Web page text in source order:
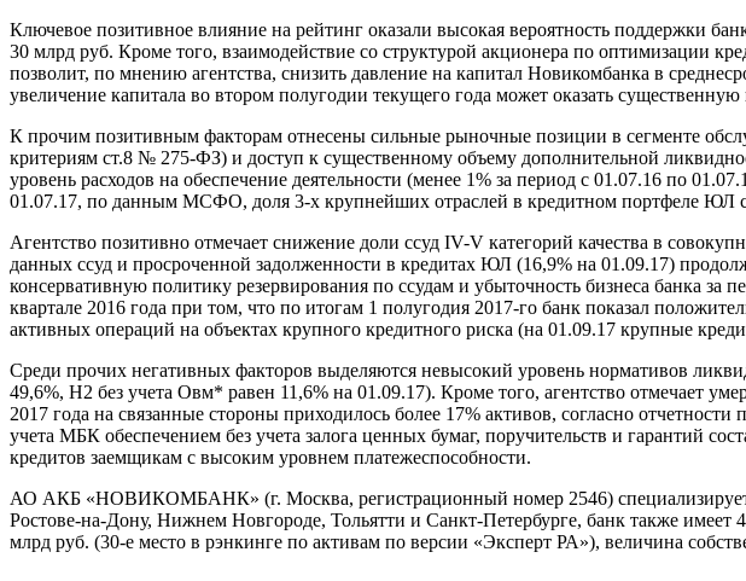
Ключевое позитивное влияние на рейтинг оказали высокая вероятность поддержки
30 млрд руб. Кроме того, взаимодействие со структурой акционера по оптимизации
позволит, по мнению агентства, снизить давление на капитал Новикомбанка в
увеличение капитала во втором полугодии текущего года может оказать
К прочим позитивным факторам отнесены сильные рыночные позиции в сегменте
критериям ст.8 № 275-ФЗ) и доступ к существенному объему дополнительной
уровень расходов на обеспечение деятельности (менее 1% за период с 01.07.16 по
01.07.17, по данным МСФО, доля 3-х крупнейших отраслей в кредитном портфеле ЮЛ
Агентство позитивно отмечает снижение доли ссуд IV-V категорий качества в
данных ссуд и просроченной задолженности в кредитах ЮЛ (16,9% на 01.09.17)
консервативную политику резервирования по ссудам и убыточность бизнеса банка
квартале 2016 года при том, что по итогам 1 полугодия 2017-го банк показал
активных операций на объектах крупного кредитного риска (на 01.09.17 крупные
Среди прочих негативных факторов выделяются невысокий уровень нормативов
49,6%, Н2 без учета Овм* равен 11,6% на 01.09.17). Кроме того, агентство отмечает
2017 года на связанные стороны приходилось более 17% активов, согласно
учета МБК обеспечением без учета залога ценных бумаг, поручительств и гарантий
кредитов заемщикам с высоким уровнем платежеспособности.
АО АКБ «НОВИКОМБАНК» (г. Москва, регистрационный номер 2546)
Ростове-на-Дону, Нижнем Новгороде, Тольятти и Санкт-Петербурге, банк также
млрд руб. (30-е место в рэнкинге по активам по версии «Эксперт РА»), величина